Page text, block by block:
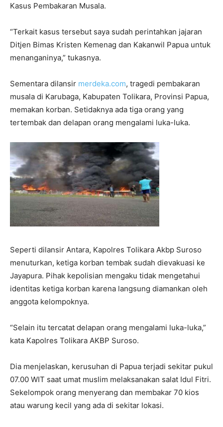
Kasus Pembakaran Musala.
“Terkait kasus tersebut saya sudah perintahkan jajaran
Ditjen Bimas Kristen Kemenag dan Kakanwil Papua untuk
menanganinya,” tukasnya.
Sementara dilansir merdeka.com, tragedi pembakaran
musala di Karubaga, Kabupaten Tolikara, Provinsi Papua,
memakan korban. Setidaknya ada tiga orang yang
tertembak dan delapan orang mengalami luka-luka.
Seperti dilansir Antara, Kapolres Tolikara Akbp Suroso
menuturkan, ketiga korban tembak sudah dievakuasi ke
Jayapura. Pihak kepolisian mengaku tidak mengetahui
identitas ketiga korban karena langsung diamankan oleh
anggota kelompoknya.
“Selain itu tercatat delapan orang mengalami luka-luka,”
kata Kapolres Tolikara AKBP Suroso.
Dia menjelaskan, kerusuhan di Papua terjadi sekitar pukul
07.00 WIT saat umat muslim melaksanakan salat Idul Fitri.
Sekelompok orang menyerang dan membakar 70 kios
atau warung kecil yang ada di sekitar lokasi.